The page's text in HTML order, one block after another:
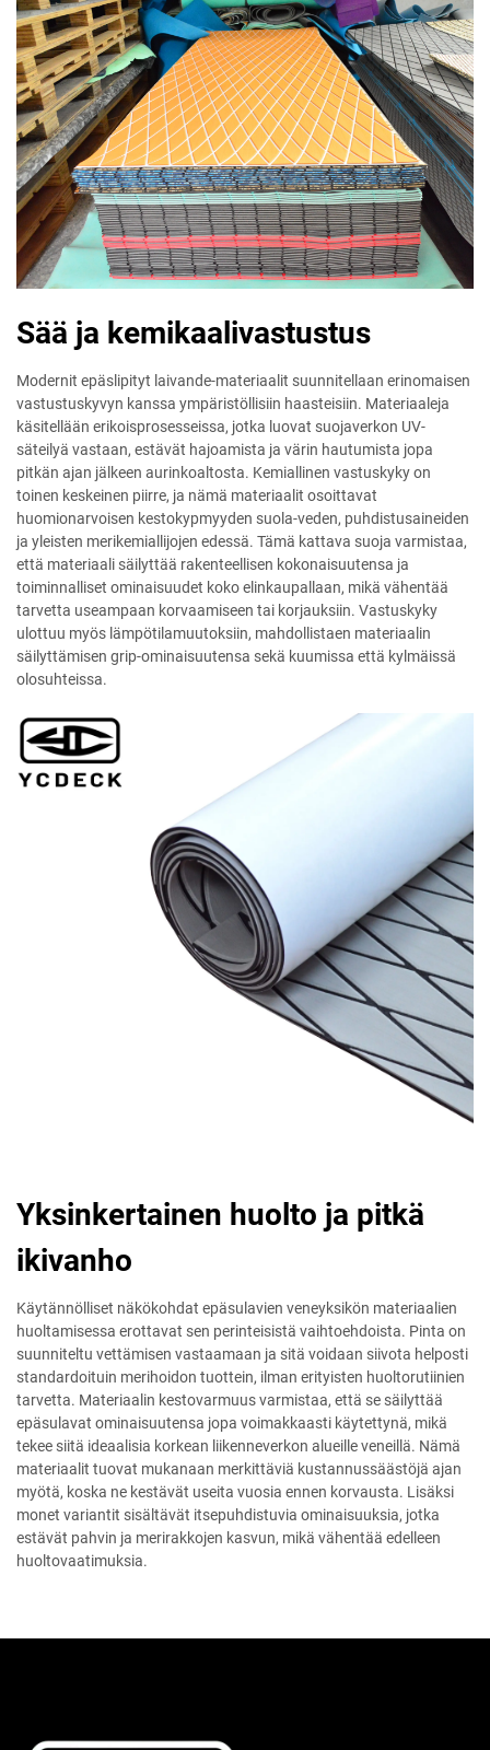
Sää ja kemikaalivastustus
Modernit epäslipityt laivande-materiaalit suunnitellaan erinomaisen
vastustuskyvyn kanssa ympäristöllisiin haasteisiin. Materiaaleja
käsitellään erikoisprosesseissa, jotka luovat suojaverkon UV-
säteilyä vastaan, estävät hajoamista ja värin hautumista jopa
pitkän ajan jälkeen aurinkoaltosta. Kemiallinen vastuskyky on
toinen keskeinen piirre, ja nämä materiaalit osoittavat
huomionarvoisen kestokypmyyden suola-veden, puhdistusaineiden
ja yleisten merikemiallijojen edessä. Tämä kattava suoja varmistaa,
että materiaali säilyttää rakenteellisen kokonaisuutensa ja
toiminnalliset ominaisuudet koko elinkaupallaan, mikä vähentää
tarvetta useampaan korvaamiseen tai korjauksiin. Vastuskyky
ulottuu myös lämpötilamuutoksiin, mahdollistaen materiaalin
säilyttämisen grip-ominaisuutensa sekä kuumissa että kylmäissä
olosuhteissa.
Yksinkertainen huolto ja pitkä
ikivanho
Käytännölliset näkökohdat epäsulavien veneyksikön materiaalien
huoltamisessa erottavat sen perinteisistä vaihtoehdoista. Pinta on
suunniteltu vettämisen vastaamaan ja sitä voidaan siivota helposti
standardoituin merihoidon tuottein, ilman erityisten huoltorutiinien
tarvetta. Materiaalin kestovarmuus varmistaa, että se säilyttää
epäsulavat ominaisuutensa jopa voimakkaasti käytettynä, mikä
tekee siitä ideaalisia korkean liikenneverkon alueille veneillä. Nämä
materiaalit tuovat mukanaan merkittäviä kustannussäästöjä ajan
myötä, koska ne kestävät useita vuosia ennen korvausta. Lisäksi
monet variantit sisältävät itsepuhdistuvia ominaisuuksia, jotka
estävät pahvin ja merirakkojen kasvun, mikä vähentää edelleen
huoltovaatimuksia.